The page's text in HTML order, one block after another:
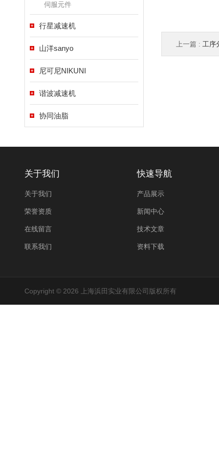
伺服元件
行星减速机
山洋sanyo
尼可尼NIKUNI
谐波减速机
协同油脂
上一篇 : 工序
关于我们
关于我们
荣誉资质
在线留言
联系我们
快速导航
产品展示
新闻中心
技术文章
资料下载
Copyright © 2026 上海浜田实业有限公司版权所有